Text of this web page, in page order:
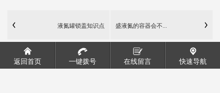
液氮罐锁盖知识点 盛液氮的容器会不...
返回首页 一键拨号 在线留言 快速导航